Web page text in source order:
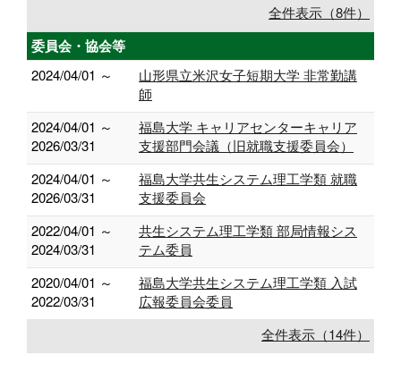
全件表示（8件）
委員会・協会等
2024/04/01 ～
山形県立米沢女子短期大学 非常勤講
師
2024/04/01 ～
2026/03/31
福島大学 キャリアセンターキャリア
支援部門会議（旧就職支援委員会）
2024/04/01 ～
2026/03/31
福島大学共生システム理工学類 就職
支援委員会
2022/04/01 ～
2024/03/31
共生システム理工学類 部局情報シス
テム委員
2020/04/01 ～
2022/03/31
福島大学共生システム理工学類 入試
広報委員会委員
全件表示（14件）